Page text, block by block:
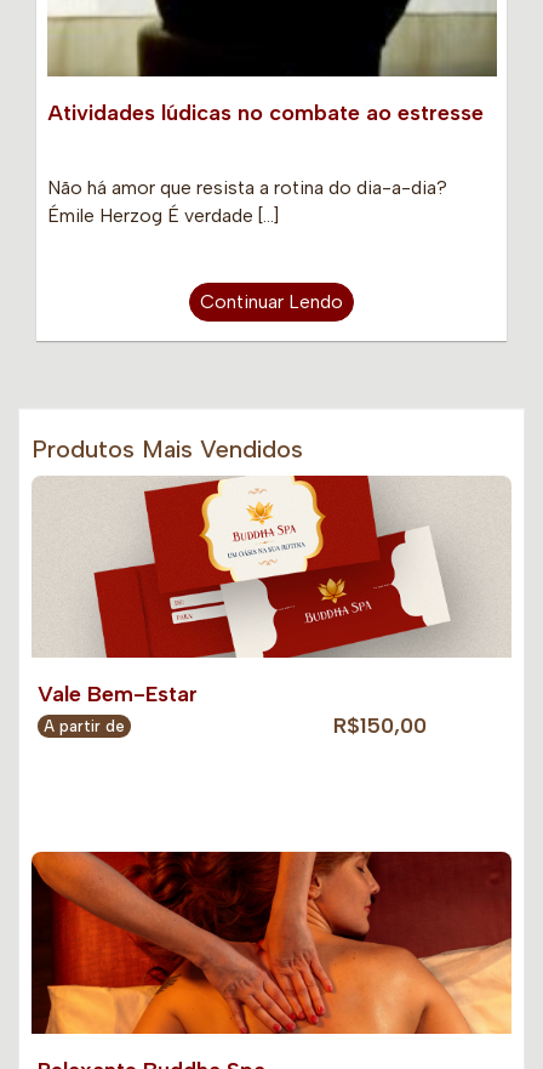
Atividades lúdicas no combate ao estresse
Não há amor que resista a rotina do dia-a-dia?
Émile Herzog É verdade […]
Continuar Lendo
Produtos Mais Vendidos
Vale Bem-Estar
A partir de R$150,00